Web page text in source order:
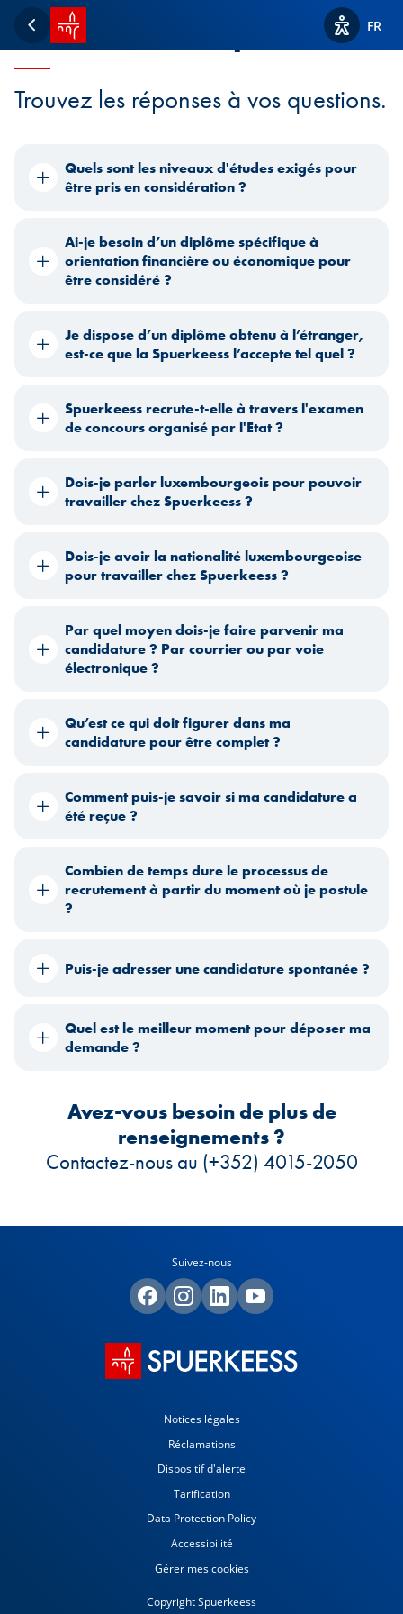
Retour
Accueil SPUERKEESS
Afficher
FR
Questions fréquentes
Trouvez les réponses à vos questions.
Quels sont les niveaux d'études exigés pour
être pris en considération ?
Ai-je besoin d’un diplôme spécifique à
orientation financière ou économique pour
être considéré ?
Je dispose d’un diplôme obtenu à l’étranger,
est-ce que la Spuerkeess l’accepte tel quel ?
Spuerkeess recrute-t-elle à travers l'examen
de concours organisé par l'Etat ?
Dois-je parler luxembourgeois pour pouvoir
travailler chez Spuerkeess ?
Dois-je avoir la nationalité luxembourgeoise
pour travailler chez Spuerkeess ?
Par quel moyen dois-je faire parvenir ma
candidature ? Par courrier ou par voie
électronique ?
Qu’est ce qui doit figurer dans ma
candidature pour être complet ?
Comment puis-je savoir si ma candidature a
été reçue ?
Combien de temps dure le processus de
recrutement à partir du moment où je postule
?
Puis-je adresser une candidature spontanée ?
Quel est le meilleur moment pour déposer ma
demande ?
Avez-vous besoin de plus de
renseignements ?
Contactez-nous au (+352) 4015-2050
Suivez-nous
Notices légales
Réclamations
Dispositif d'alerte
Tarification
Data Protection Policy
Accessibilité
Gérer mes cookies
Copyright Spuerkeess